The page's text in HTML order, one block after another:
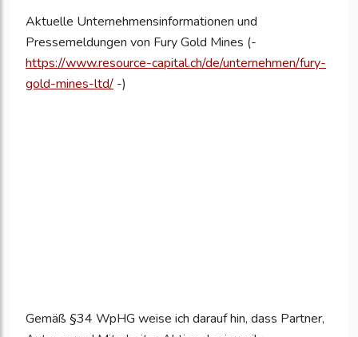
Aktuelle Unternehmensinformationen und
Pressemeldungen von Fury Gold Mines (-
https://www.resource-capital.ch/de/unternehmen/fury-
gold-mines-ltd/ -)
Gemäß §34 WpHG weise ich darauf hin, dass Partner,